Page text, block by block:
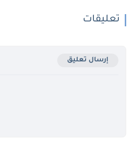
تعليقات
إرسال تعليق